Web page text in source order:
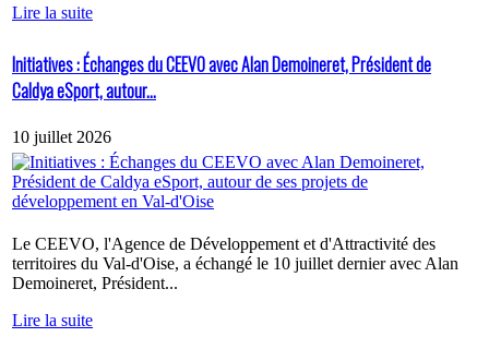
Lire la suite
Initiatives : Échanges du CEEVO avec Alan Demoineret, Président de
Caldya eSport, autour...
10 juillet 2026
Le CEEVO, l'Agence de Développement et d'Attractivité des
territoires du Val-d'Oise, a échangé le 10 juillet dernier avec Alan
Demoineret, Président...
Lire la suite